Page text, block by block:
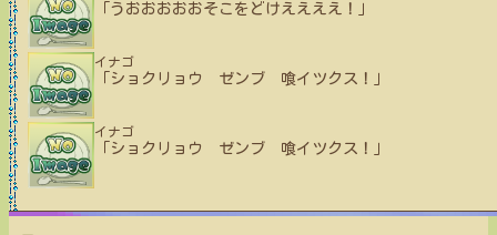
「うおおおおおそこをどけええええ！」
イナゴ
「ショクリョウ ゼンブ 喰イツクス！」
イナゴ
「ショクリョウ ゼンブ 喰イツクス！」